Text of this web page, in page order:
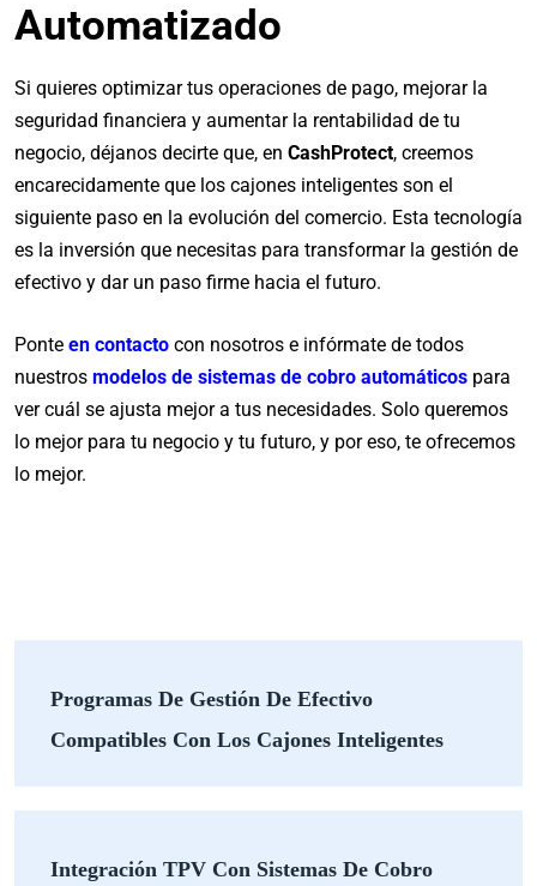
Automatizado
Si quieres optimizar tus operaciones de pago, mejorar la
seguridad financiera y aumentar la rentabilidad de tu
negocio, déjanos decirte que, en CashProtect, creemos
encarecidamente que los cajones inteligentes son el
siguiente paso en la evolución del comercio. Esta tecnología
es la inversión que necesitas para transformar la gestión de
efectivo y dar un paso firme hacia el futuro.
Ponte en contacto con nosotros e infórmate de todos
nuestros modelos de sistemas de cobro automáticos para
ver cuál se ajusta mejor a tus necesidades. Solo queremos
lo mejor para tu negocio y tu futuro, y por eso, te ofrecemos
lo mejor.
Programas De Gestión De Efectivo
Compatibles Con Los Cajones Inteligentes
Integración TPV Con Sistemas De Cobro